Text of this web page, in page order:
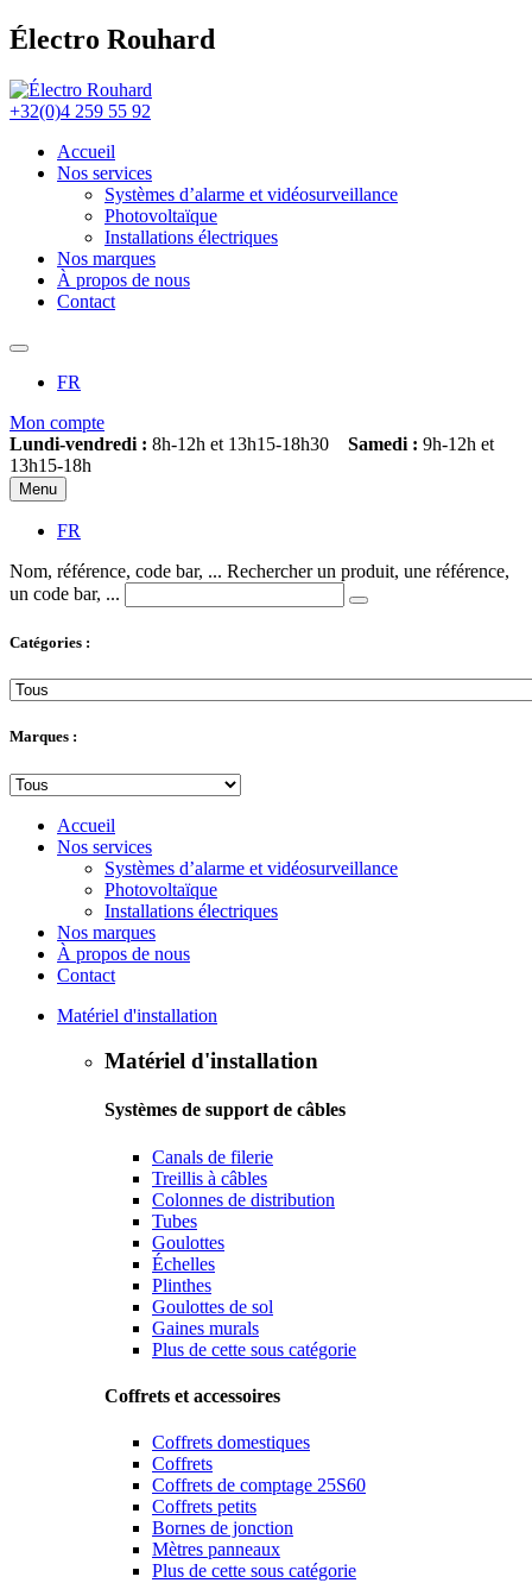
Électro Rouhard
+32(0)4 259 55 92
Accueil
Nos services
Systèmes d’alarme et vidéosurveillance
Photovoltaïque
Installations électriques
Nos marques
À propos de nous
Contact
FR
Mon compte
Lundi-vendredi : 8h-12h et 13h15-18h30 Samedi : 9h-12h et
13h15-18h
Menu
FR
Nom, référence, code bar, ... Rechercher un produit, une référence,
un code bar, ...
Catégories :
Marques :
Accueil
Nos services
Systèmes d’alarme et vidéosurveillance
Photovoltaïque
Installations électriques
Nos marques
À propos de nous
Contact
Matériel d'installation
Matériel d'installation
Systèmes de support de câbles
Canals de filerie
Treillis à câbles
Colonnes de distribution
Tubes
Goulottes
Échelles
Plinthes
Goulottes de sol
Gaines murals
Plus de cette sous catégorie
Coffrets et accessoires
Coffrets domestiques
Coffrets
Coffrets de comptage 25S60
Coffrets petits
Bornes de jonction
Mètres panneaux
Plus de cette sous catégorie